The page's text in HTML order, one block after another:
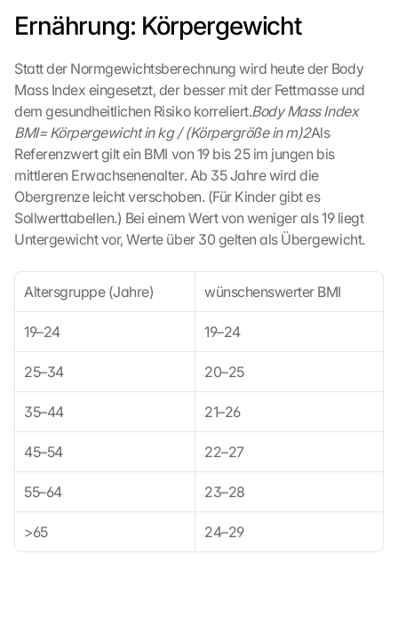
Ernährung: Körpergewicht
Statt der Normgewichtsberechnung wird heute der Body
Mass Index eingesetzt, der besser mit der Fettmasse und
dem gesundheitlichen Risiko korreliert.Body Mass Index
BMI= Körpergewicht in kg / (Körpergröße in m)2Als
Referenzwert gilt ein BMI von 19 bis 25 im jungen bis
mittleren Erwachsenenalter. Ab 35 Jahre wird die
Obergrenze leicht verschoben. (Für Kinder gibt es
Sollwerttabellen.) Bei einem Wert von weniger als 19 liegt
Untergewicht vor, Werte über 30 gelten als Übergewicht.
Altersgruppe (Jahre) wünschenswerter BMI
19–24 19–24
25–34 20–25
35–44 21–26
45–54 22–27
55–64 23–28
>65 24–29
t
l
e
n
:
D
u
r
K
l
f
i
s
n